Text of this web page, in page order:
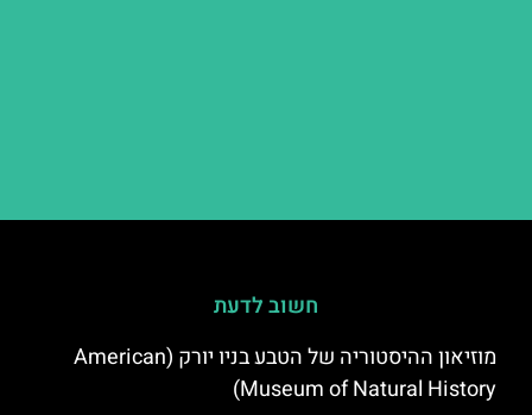
חשוב לדעת
מוזיאון ההיסטוריה של הטבע בניו יורק (American
Museum of Natural History)